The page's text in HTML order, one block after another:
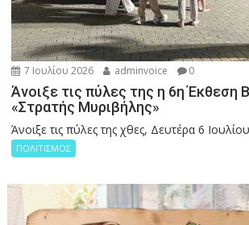
7 Ιουλίου 2026 adminvoice 0
Άνοιξε τις πύλες της η 6η Έκθεση
«Στρατής Μυριβήλης»
Άνοιξε τις πύλες της χθες, Δευτέρα 6
ΠΟΛΙΤΙΣΜΟΣ